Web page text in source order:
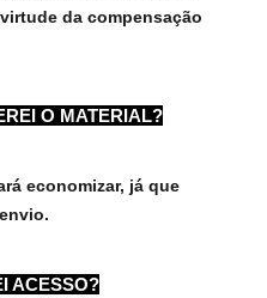
da compensação
O MATERIAL?
economizar, já que
ACESSO?